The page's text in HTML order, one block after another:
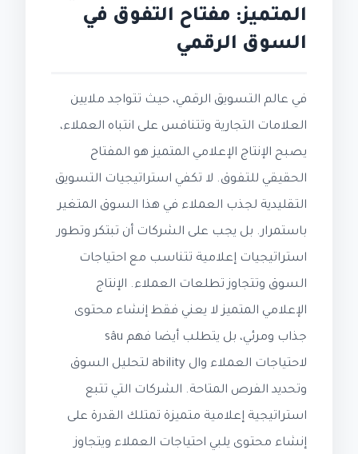
المتميز: مفتاح التفوق في
السوق الرقمي
في عالم التسويق الرقمي، حيث تتواجد ملايين
العلامات التجارية وتتنافس على انتباه العملاء،
يصبح الإنتاج الإعلامي المتميز هو المفتاح
الحقيقي للتفوق. لا تكفي استراتيجيات التسويق
التقليدية لجذب العملاء في هذا السوق المتغير
باستمرار. بل يجب على الشركات أن تبتكر وتطور
استراتيجيات إعلامية تتناسب مع احتياجات
السوق وتتجاوز تطلعات العملاء. الإنتاج
الإعلامي المتميز لا يعني فقط إنشاء محتوى
جذاب ومرئي، بل يتطلب أيضا فهم sâu
لاحتياجات العملاء وال ability لتحليل السوق
وتحديد الفرص المتاحة. الشركات التي تتبع
استراتيجية إعلامية متميزة تمتلك القدرة على
إنشاء محتوى يلبي احتياجات العملاء ويتجاوز